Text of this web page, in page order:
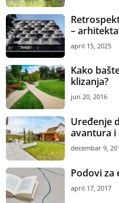
–
april 15, 2025
Kako
klizanja?
jun 20, 2016
Uređenje
avantura i
decembar 9,
Podovi za
april 17, 2017